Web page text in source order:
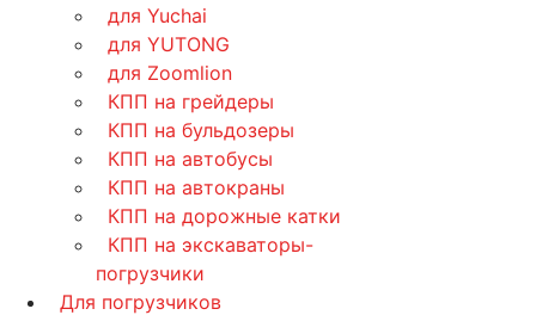
для Yuchai
для YUTONG
для Zoomlion
КПП на грейдеры
КПП на бульдозеры
КПП на автобусы
КПП на автокраны
КПП на дорожные катки
КПП на экскаваторы-
погрузчики
Для погрузчиков